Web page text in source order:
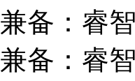
兼备：睿
兼备：睿